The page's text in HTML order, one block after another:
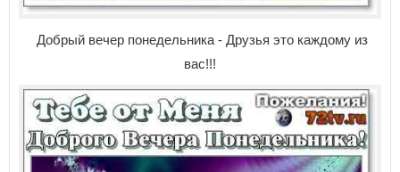
Добрый вечер понедельника - Друзья это каждому из
вас!!!